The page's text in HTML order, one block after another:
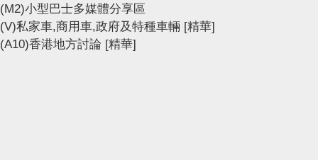
(M2)小型巴士多媒體分享區
(V)私家車,商用車,政府及特種車輛 [精華]
(A10)香港地方討論 [精華]